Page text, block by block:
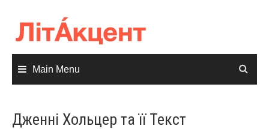
content
Main Menu
Дженні Хольцер та її Текст